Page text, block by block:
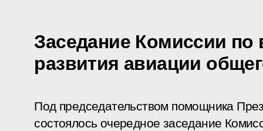
Заседание Комиссии по
развития авиации
Под председательством помощника
состоялось очередное заседание